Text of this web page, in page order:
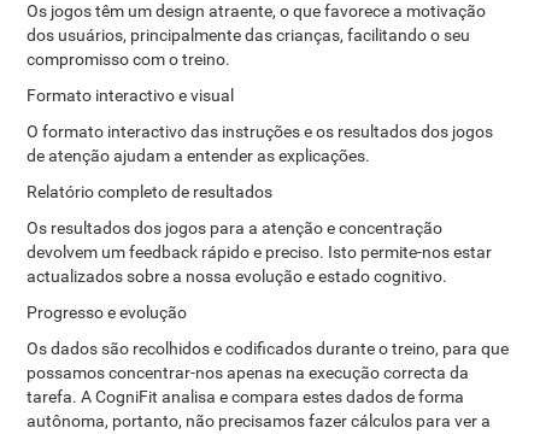
Os jogos têm um design atraente, o que favorece a motivação
dos usuários, principalmente das crianças, facilitando o seu
compromisso com o treino.
Formato interactivo e visual
O formato interactivo das instruções e os resultados dos jogos
de atenção ajudam a entender as explicações.
Relatório completo de resultados
Os resultados dos jogos para a atenção e concentração
devolvem um feedback rápido e preciso. Isto permite-nos estar
actualizados sobre a nossa evolução e estado cognitivo.
Progresso e evolução
Os dados são recolhidos e codificados durante o treino, para que
possamos concentrar-nos apenas na execução correcta da
tarefa. A CogniFit analisa e compara estes dados de forma
autônoma, portanto, não precisamos fazer cálculos para ver a